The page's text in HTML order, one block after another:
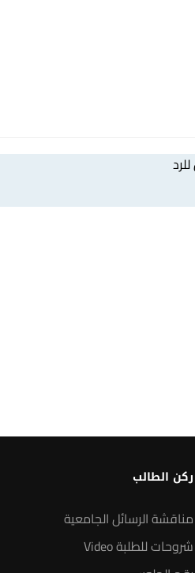
ركن الطالب
مناقشة الرسائل الجامعية
شروحات للطلبة Video